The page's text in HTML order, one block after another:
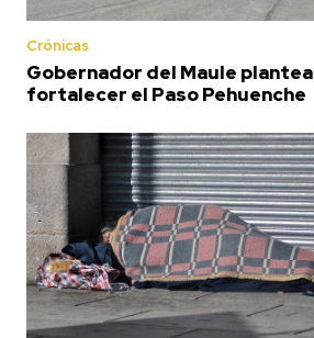
Crónicas
Gobernador del Maule plantea
fortalecer el Paso Pehuenche